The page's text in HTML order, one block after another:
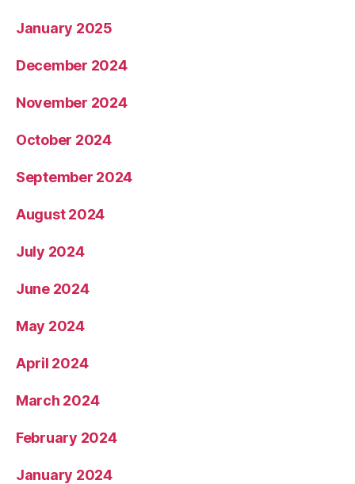
January 2025
December 2024
November 2024
October 2024
September 2024
August 2024
July 2024
June 2024
May 2024
April 2024
March 2024
February 2024
January 2024